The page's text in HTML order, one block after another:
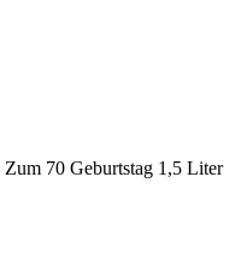
Zum 70 Geburtstag 1,5 Liter